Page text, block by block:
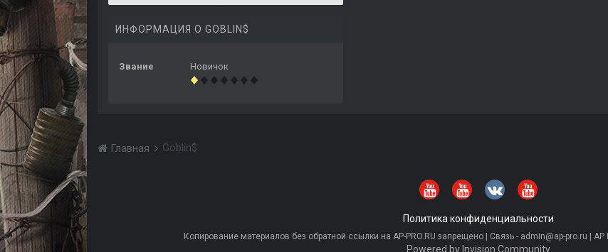
ИНФОРМАЦИЯ О GOBLIN$
Звание Новичок
Главная Goblin$
Политика конфиденциальности
Копирование материалов без обратной ссылки на AP-PRO.RU запрещено | Связь - admin@ap-pro.ru |
Powered by Invision Community